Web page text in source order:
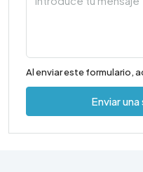
Al enviar este formulario,
Enviar